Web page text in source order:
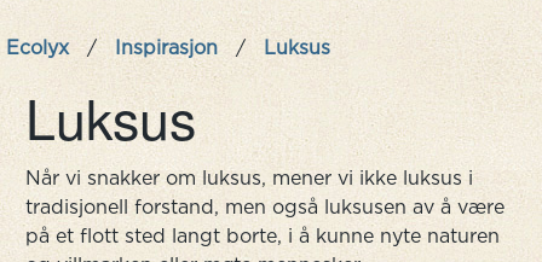
Ecolyx / Inspirasjon / Luksus
Luksus
Når vi snakker om luksus, mener vi ikke luksus i
tradisjonell forstand, men også luksusen av å være
på et flott sted langt borte, i å kunne nyte naturen